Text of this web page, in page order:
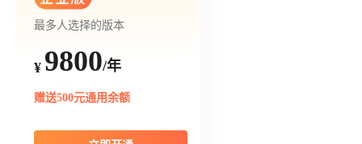
最多人选择的版本
¥ 9800/年
赠送500元通用余额